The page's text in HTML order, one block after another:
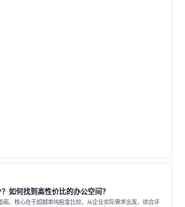
如何找到高性价比的办公空间？
。核心在于超越单纯租金比较，从企业实际需求出发，综合评